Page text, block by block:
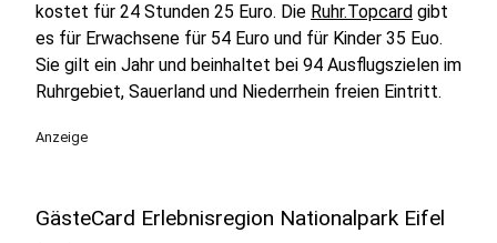
kostet für 24 Stunden 25 Euro. Die Ruhr.Topcard gibt
es für Erwachsene für 54 Euro und für Kinder 35 Euo.
Sie gilt ein Jahr und beinhaltet bei 94 Ausflugszielen im
Ruhrgebiet, Sauerland und Niederrhein freien Eintritt.
Anzeige
GästeCard Erlebnisregion Nationalpark Eifel